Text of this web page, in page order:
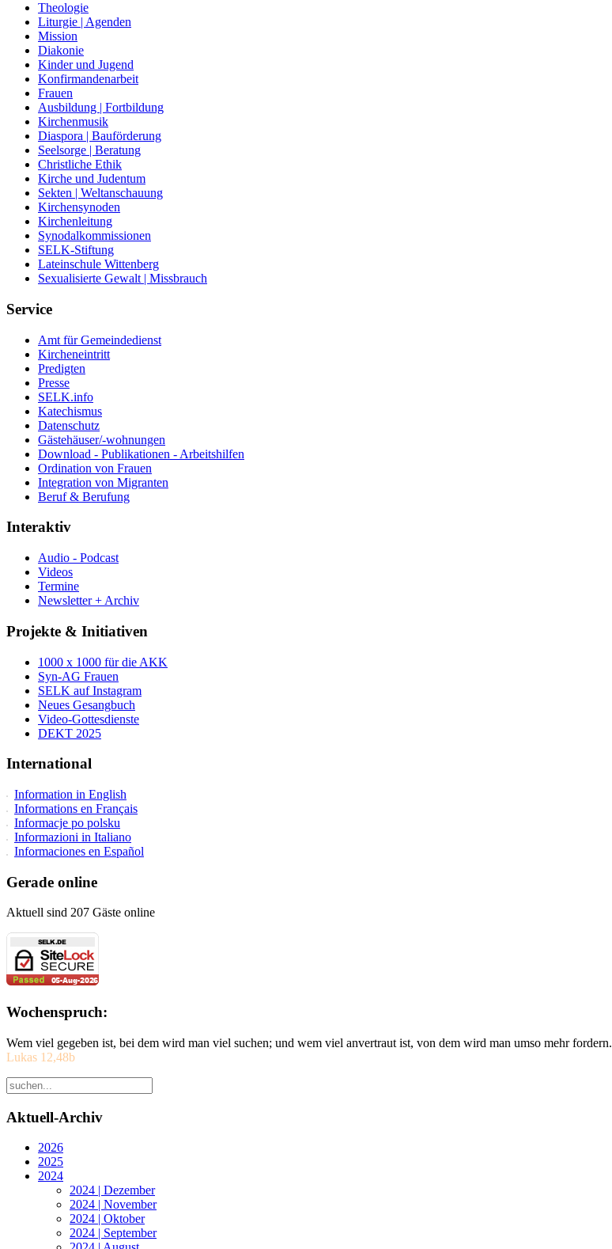
Theologie
Liturgie | Agenden
Mission
Diakonie
Kinder und Jugend
Konfirmandenarbeit
Frauen
Ausbildung | Fortbildung
Kirchenmusik
Diaspora | Bauförderung
Seelsorge | Beratung
Christliche Ethik
Kirche und Judentum
Sekten | Weltanschauung
Kirchensynoden
Kirchenleitung
Synodalkommissionen
SELK-Stiftung
Lateinschule Wittenberg
Sexualisierte Gewalt | Missbrauch
Service
Amt für Gemeindedienst
Kircheneintritt
Predigten
Presse
SELK.info
Katechismus
Datenschutz
Gästehäuser/-wohnungen
Download - Publikationen - Arbeitshilfen
Ordination von Frauen
Integration von Migranten
Beruf & Berufung
Interaktiv
Audio - Podcast
Videos
Termine
Newsletter + Archiv
Projekte & Initiativen
1000 x 1000 für die AKK
Syn-AG Frauen
SELK auf Instagram
Neues Gesangbuch
Video-Gottesdienste
DEKT 2025
International
Information in English
Informations en Français
Informacje po polsku
Informazioni in Italiano
Informaciones en Español
Gerade online
Aktuell sind 207 Gäste online
Wochenspruch:
Wem viel gegeben ist, bei dem wird man viel suchen; und wem viel anvertraut ist, von dem wird man umso mehr fordern.
Lukas 12,48b
Aktuell-Archiv
2026
2025
2024
2024 | Dezember
2024 | November
2024 | Oktober
2024 | September